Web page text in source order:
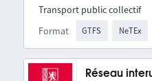
Format GTFS NeTEx
Transport public collectif
Réseau